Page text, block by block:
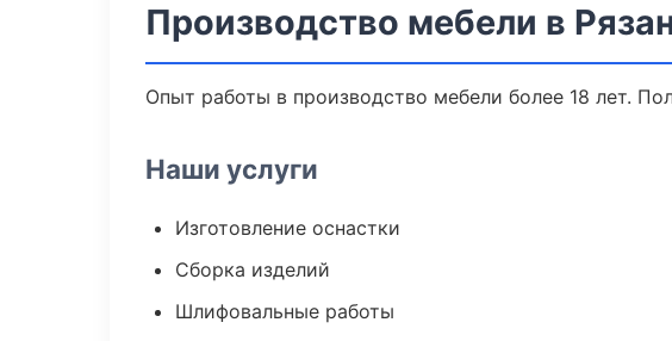
Производство мебели в
Опыт работы в производство мебели более 18 лет.
Наши услуги
Изготовление оснастки
Сборка изделий
Шлифовальные работы